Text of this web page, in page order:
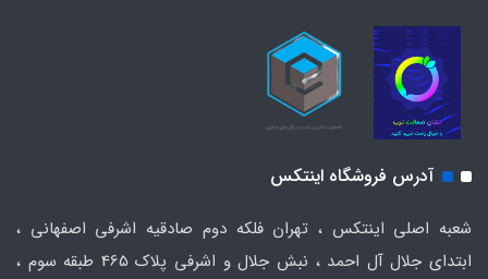
آدرس فروشگاه اینتکس
شعبه اصلی اینتکس ، تهران فلکه دوم صادقیه اشرفی اصفهانی ،
ابتدای جلال آل احمد ، نبش جلال و اشرفی پلاک 465 طبقه سوم ،